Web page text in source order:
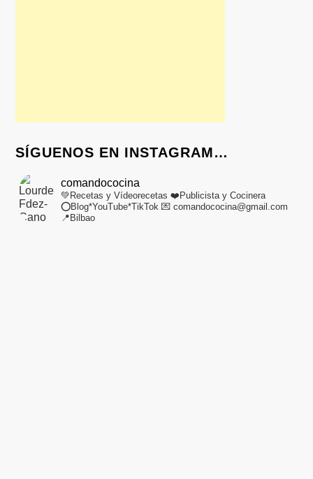
SÍGUENOS EN INSTAGRAM…
comandococina
💚Recetas y Vídeorecetas ❤️Publicista y Cocinera
⭕Blog*YouTube*TikTok 💌 comandococina@gmail.com
📍Bilbao